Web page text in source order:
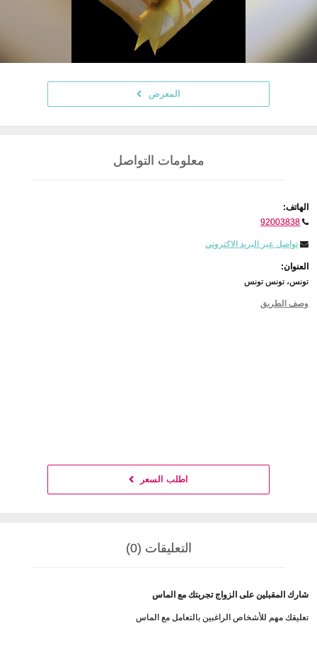
المعرض
معلومات التواصل
الهاتف:
92003838
تواصل عبر البريد الاكتروني
العنوان:
تونس، تونس تونس
وصف الطريق
اطلب السعر
التعليقات (0)
شارك المقبلين على الزواج تجربتك مع الماس
تعليقك مهم للأشخاص الراغبين بالتعامل مع الماس